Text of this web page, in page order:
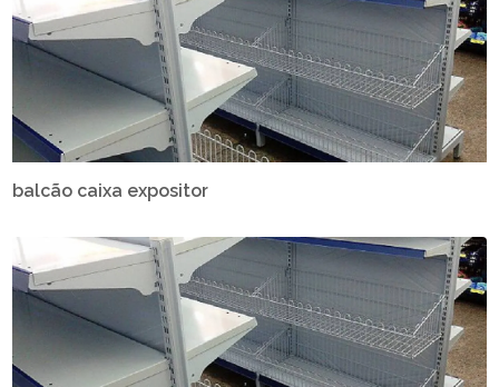
balcão caixa expositor